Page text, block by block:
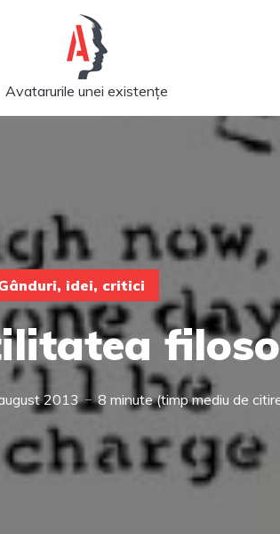
Avatarurile unei existențe
idei, critici
2013 8 minute (timp mediu de